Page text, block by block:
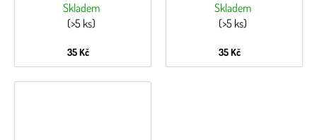
Skladem
(>5 ks)
35 Kč
Skladem
(>5 ks)
35 Kč